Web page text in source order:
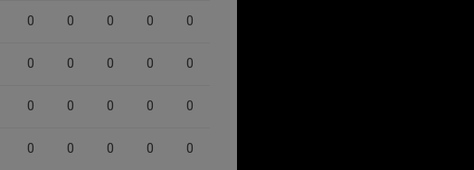
0 0 0 0 0
0 0 0 0 0
0 0 0 0 0
0 0 0 0 0